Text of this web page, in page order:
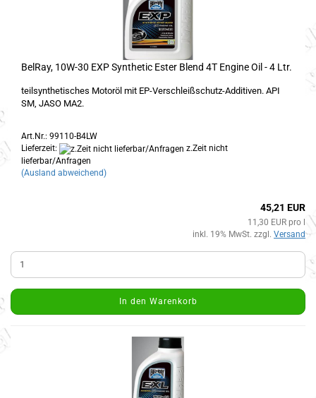
BelRay, 10W-30 EXP Synthetic Ester Blend 4T Engine Oil - 4 Ltr.
teilsynthetisches Motoröl mit EP-Verschleißschutz-Additiven. API
SM, JASO MA2.
Art.Nr.: 99110-B4LW
Lieferzeit:
z.Zeit nicht
lieferbar/Anfragen
(Ausland abweichend)
45,21 EUR
11,30 EUR pro l
inkl. 19% MwSt. zzgl. Versand
In den Warenkorb